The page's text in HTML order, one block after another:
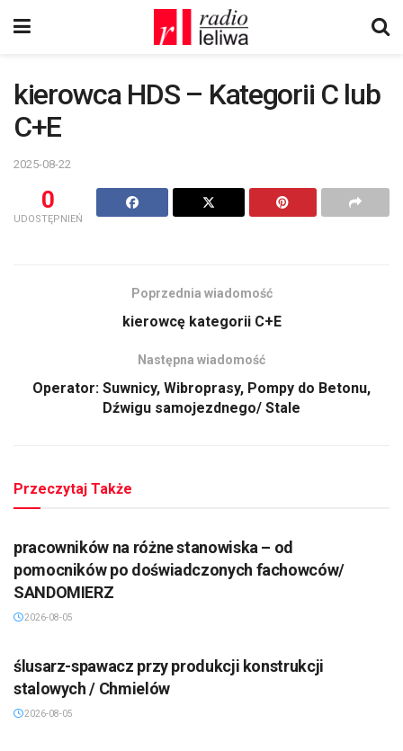
kierowca HDS – Kategorii C lub
C+E
2025-08-22
0
UDOSTĘPNIEŃ
Poprzednia wiadomość
kierowcę kategorii C+E
Następna wiadomość
Operator: Suwnicy, Wibroprasy, Pompy do Betonu,
Dźwigu samojezdnego/ Stale
Przeczytaj Także
pracowników na różne stanowiska – od
pomocników po doświadczonych fachowców/
SANDOMIERZ
2026-08-05
ślusarz-spawacz przy produkcji konstrukcji
stalowych / Chmielów
2026-08-05